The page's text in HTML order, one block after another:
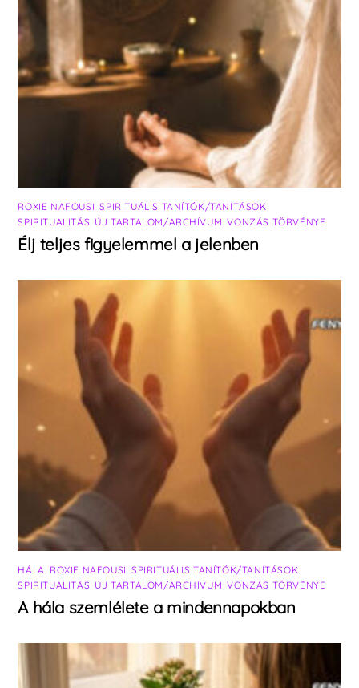
ROXIE NAFOUSI ,SPIRITUÁLIS TANÍTÓK/TANÍTÁSOK
SPIRITUALITÁS ÚJ TARTALOM/ARCHÍVUM ,VONZÁS TÖRVÉNYE
Élj teljes figyelemmel a jelenben
HÁLA ROXIE NAFOUSI SPIRITUÁLIS TANÍTÓK/TANÍTÁSOK
SPIRITUALITÁS ÚJ TARTALOM/ARCHÍVUM ,VONZÁS TÖRVÉNYE
A hála szemlélete a mindennapokban